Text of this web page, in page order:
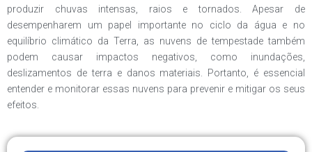
produzir chuvas intensas, raios e tornados. Apesar de
desempenharem um papel importante no ciclo da água e no
equilíbrio climático da Terra, as nuvens de tempestade também
podem causar impactos negativos, como inundações,
deslizamentos de terra e danos materiais. Portanto, é essencial
entender e monitorar essas nuvens para prevenir e mitigar os seus
efeitos.